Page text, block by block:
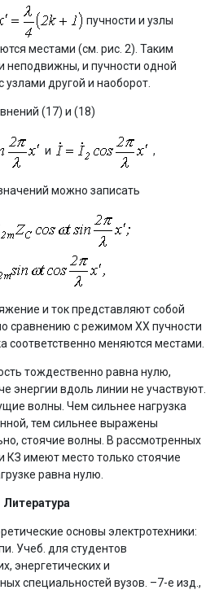
пучности и узлы
местами (см. рис. 2). Таким
неподвижны, и пучности одной
другой и наоборот.
(17) и (18)
и ,
можно записать
и ток представляют собой
сравнению с режимом ХХ пучности
соответственно меняются местами.
тождественно равна нулю,
энергии вдоль линии не участвуют.
волны. Чем сильнее нагрузка
тем сильнее выражены
стоячие волны. В рассмотренных
КЗ имеют место только стоячие
равна нулю.
Литература
основы электротехники:
Учеб. для студентов
энергетических и
специальностей вузов. –7-е изд.,